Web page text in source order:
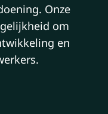
Onze
om
en